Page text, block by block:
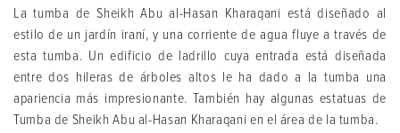
La tumba de Sheikh Abu al-Hasan Kharaqani está diseñado al
estilo de un jardín iraní, y una corriente de agua fluye a través de
esta tumba. Un edificio de ladrillo cuya entrada está diseñada
entre dos hileras de árboles altos le ha dado a la tumba una
apariencia más impresionante. También hay algunas estatuas de
Tumba de Sheikh Abu al-Hasan Kharaqani en el área de la tumba.